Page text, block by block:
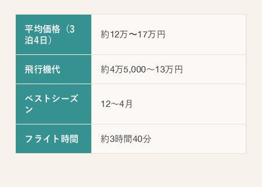
平均価格（3
泊4日）
約12万〜17万円
飛行機代 約4万5,000～13万円
ベストシーズ
ン
12～4月
フライト時間 約3時間40分